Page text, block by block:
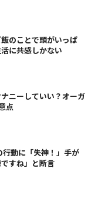
のことで頭がいっぱ
に共感しかない
ニーしていい？オーガ
点
動に「失神！」手が
すね」と断言